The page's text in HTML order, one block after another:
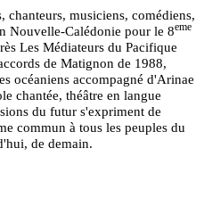
musiciens, comédiens,
Nouvelle-Calédonie pour le 8eme
Les Médiateurs du Pacifique
de Matignon de 1988,
océaniens accompagné d'Arinae
chantée, théâtre en langue
du futur s'expriment de
commun à tous les peuples du
de demain.